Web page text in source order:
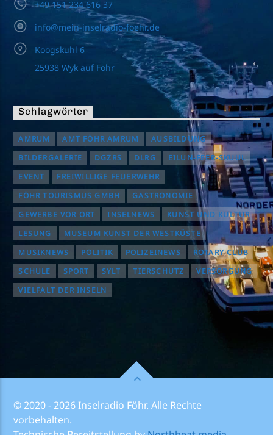
+49 151 234 616 37
info@mein-inselradio-foehr.de
Koogskuhl 6
25938 Wyk auf Föhr
Schlagwörter
AMRUM AMT FÖHR AMRUM
AUSBILDUNG
BILDERGALERIE
DGZRS DLRG
EILUN-FEER-SKUUL
EVENT
FREIWILLIGE FEUERWEHR
FÖHR TOURISMUS GMBH
GASTRONOMIE
GEWERBE VOR ORT
INSELNEWS
KUNST UND KULTUR
LESUNG
MUSEUM KUNST DER WESTKÜSTE
MUSIKNEWS
POLITIK POLIZEINEWS
ROTARY CLUB
SCHULE
SPORT SYLT TIERSCHUTZ
VERSORGUNG
VIELFALT DER INSELN
© 2020 - 2026 Inselradio Föhr. Alle Rechte
vorbehalten.